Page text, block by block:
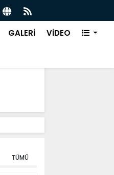
bir sorun"
GALERİ VİDEO
TÜMÜ